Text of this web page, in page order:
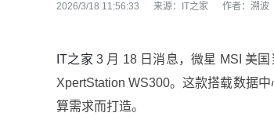
2026/3/18 11:56:33 来源： IT之家 作者： 溯波
IT之家 3 月 18 日消息，微星 MSI 美
XpertStation WS300。这款搭载数据
算需求而打造。